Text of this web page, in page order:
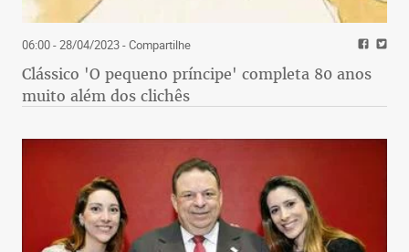
06:00 - 28/04/2023- Compartilhe
Clássico 'O pequeno príncipe' completa 80 anos
muito além dos clichês